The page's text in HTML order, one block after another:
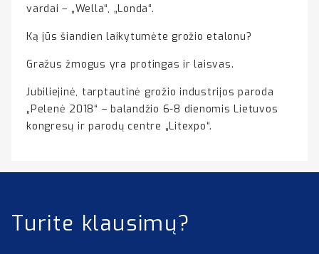
vardai – „Wella“, „Londa“.
Ką jūs šiandien laikytumėte grožio etalonu?
Gražus žmogus yra protingas ir laisvas.
Jubiliejinė, tarptautinė grožio industrijos paroda
„Pelenė 2018“ – balandžio 6-8 dienomis Lietuvos
kongresų ir parodų centre „Litexpo“.
Turite klausimų?